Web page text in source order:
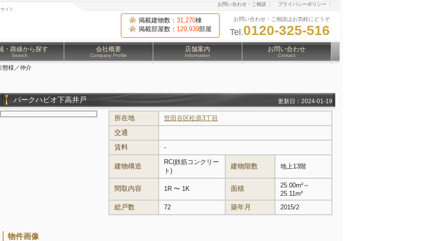
イト
掲載建物数： 31,270棟
掲載部屋数： 129,939部屋
お問い合わせ・ご相談はお気軽にどうぞ
Tel.0120-325-516
お問い合わせ・ご相談 プライバシーポリシー
・路線から探す
Search
会社概要
Company Profile
店舗案内
Information
お問い合わせ
Contact
態様／仲介
パークハビオ下高井戸 更新日：2024-01-19
所在地 世田谷区松原3丁目
交通
賃料
-
建物構造
RC(鉄筋コンクリー
ト)
建物階数 地上13階
間取内容 1R 〜 1K 面積
25.00m²～
25.11m²
総戸数 72 築年月 2015/2
物件画像